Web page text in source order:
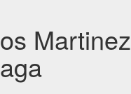
Martinez